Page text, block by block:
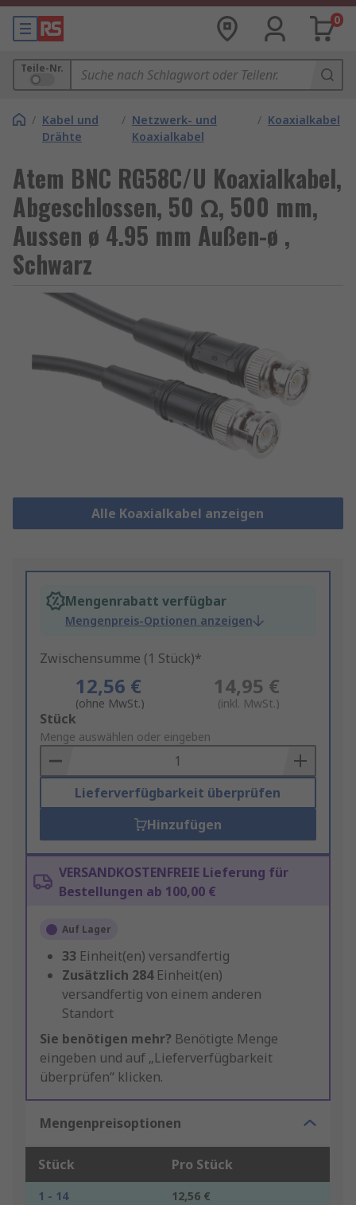
0
Teile-Nr.
/ Kabel und
Drähte
/ Netzwerk- und
Koaxialkabel
/ Koaxialkabel
Atem BNC RG58C/U Koaxialkabel,
Abgeschlossen, 50 Ω, 500 mm,
Aussen ø 4.95 mm Außen-ø ,
Schwarz
Alle Koaxialkabel anzeigen
Mengenrabatt verfügbar
Mengenpreis-Optionen anzeigen
Zwischensumme (1 Stück)*
12,56 €
(ohne MwSt.)
14,95 €
(inkl. MwSt.)
Add
to
Basket
Stück
Menge auswählen oder eingeben
Lieferverfügbarkeit überprüfen
Hinzufügen
VERSANDKOSTENFREIE Lieferung für
Bestellungen ab 100,00 €
Auf Lager
33 Einheit(en) versandfertig
Zusätzlich 284 Einheit(en)
versandfertig von einem anderen
Standort
Sie benötigen mehr? Benötigte Menge
eingeben und auf „Lieferverfügbarkeit
überprüfen“ klicken.
Mengenpreisoptionen
Stück Pro Stück
1 - 14
12,56 €